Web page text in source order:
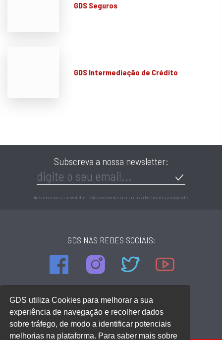
GDS utiliza Cookies para melhorar a sua
experiência de navegação e recolher dados
sobre tráfego, de modo a identificar potenciais
melhorias na plataforma. Para saber mais sobre
GDS Seguros
GDS Intermediação de Crédito
Subscreva a nossa newsletter:
Ao subscrever a newsletter está a concordar com a nossa Política de privacidade.
GDS NAS REDES SOCIAIS:
Rua Andrade Corvo, 242, Loja 1
4700-223 Braga
Ver mapa